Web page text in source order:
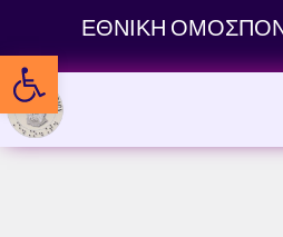
content
Ανοίξτε τη γραμμή εργαλείων
ΕΘΝΙΚΗ